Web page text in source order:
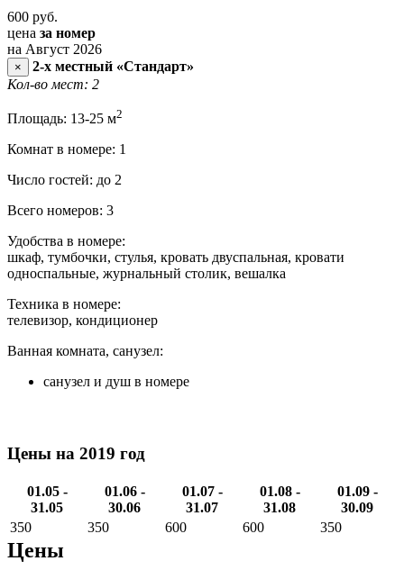
600 руб.
цена за номер
на Август 2026
×
2-х местный «Стандарт»
Кол-во мест: 2
Площадь: 13-25 м2
Комнат в номере: 1
Число гостей: до 2
Всего номеров: 3
Удобства в номере:
шкаф, тумбочки, стулья, кровать двуспальная, кровати
односпальные, журнальный столик, вешалка
Техника в номере:
телевизор, кондиционер
Ванная комната, санузел:
санузел и душ в номере
Цены на 2019 год
01.05 -
31.05
01.06 -
30.06
01.07 -
31.07
01.08 -
31.08
01.09 -
30.09
350
350 600 600 350
Цены